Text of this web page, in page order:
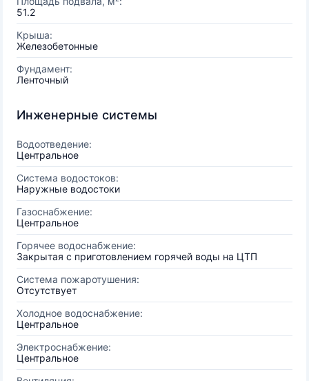
51.2
Крыша:
Железобетонные
Фундамент:
Ленточный
Инженерные системы
Водоотведение:
Центральное
Система водостоков:
Наружные водостоки
Газоснабжение:
Центральное
Горячее водоснабжение:
Закрытая с приготовлением горячей воды на ЦТП
Система пожаротушения:
Отсутствует
Холодное водоснабжение:
Центральное
Электроснабжение:
Центральное